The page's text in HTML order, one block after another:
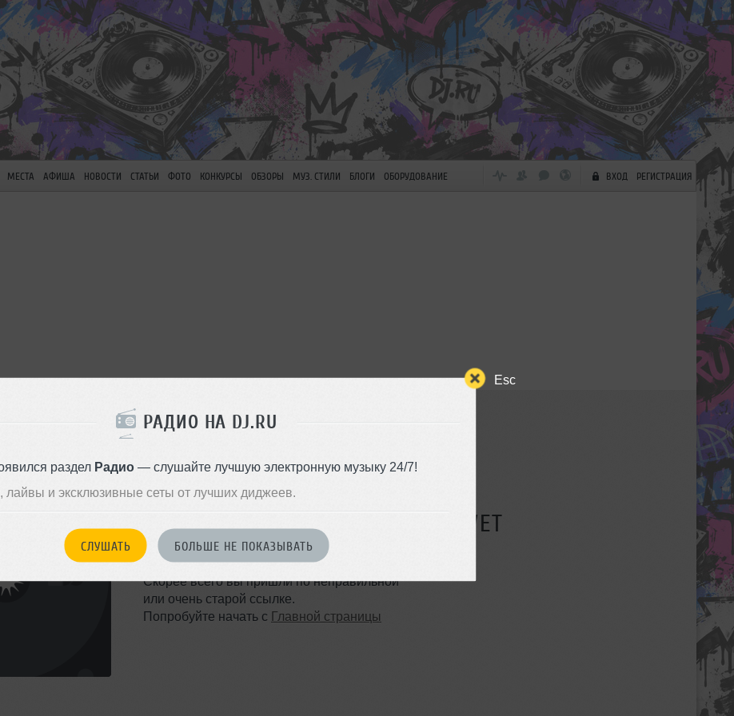
Esc
РАДИО НА DJ.RU
раздел Радио— слушайте лучшую электронную музыку 24/7!
лайвы и эксклюзивные сеты от лучших диджеев.
СЛУШАТЬ БОЛЬШЕ НЕ ПОКАЗЫВАТЬ
МЕСТА АФИША НОВОСТИ СТАТЬИ ФОТО КОНКУРСЫ ОБЗОРЫ МУЗ. СТИЛИ БЛОГИ ОБОРУДОВАНИЕ ВХОД РЕГИСТРАЦИЯ
ТАКОЙ СТРАНИЦЫ НЕ СУЩЕСТВУЕТ
Ошибка 404
Скорее всего вы пришли по неправильной
или очень старой ссылке.
Попробуйте начать с Главной страницы